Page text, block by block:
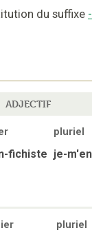
du suffixe
ADJECTIF
pluriel
fichiste je-
pluriel